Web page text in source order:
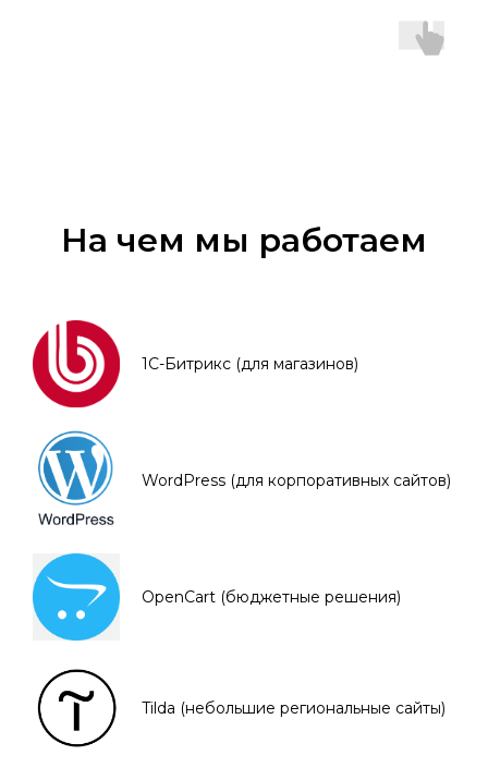
На чем мы работаем
1С-Битрикс (для магазинов)
WordPress (для корпоративных сайтов)
OpenCart (бюджетные решения)
Tilda (небольшие региональные сайты)